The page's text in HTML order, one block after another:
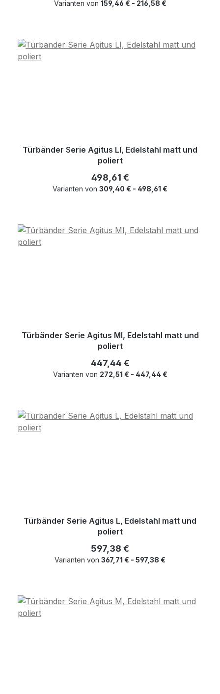
Varianten von 159,46 € - 216,58 €
Türbänder Serie Agitus LI, Edelstahl matt und
poliert
Regulärer Preis:
498,61 €
Varianten von 309,40 € - 498,61 €
Türbänder Serie Agitus MI, Edelstahl matt und
poliert
Regulärer Preis:
447,44 €
Varianten von 272,51 € - 447,44 €
Türbänder Serie Agitus L, Edelstahl matt und
poliert
Regulärer Preis:
597,38 €
Varianten von 367,71 € - 597,38 €